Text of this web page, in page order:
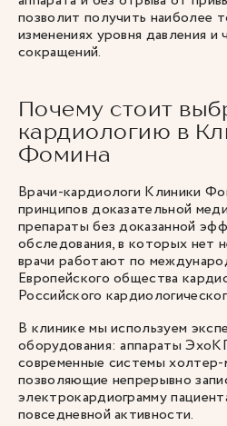
позволит получить наиболее
изменениях уровня давления
сокращений.
Почему стоит
кардиологию в
Фомина
Врачи-кардиологи Клиники
принципов доказательной
препараты без доказанной
обследования, в которых нет
врачи работают по
Европейского общества
Российского
В клинике мы используем
оборудования: аппараты
современные системы холтер-
позволяющие непрерывно
электрокардиограмму
повседневной активности.